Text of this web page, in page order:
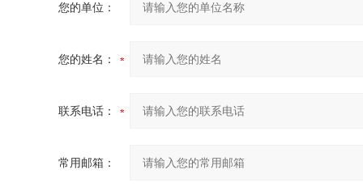
您的单位：
您的姓名：
联系电话：
常用邮箱：